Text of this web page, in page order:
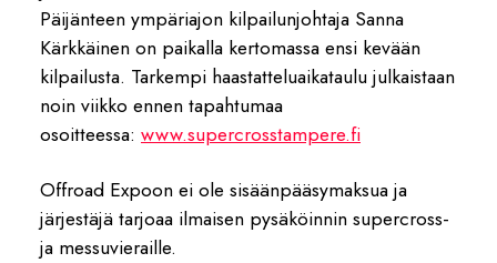
Päijänteen ympäriajon kilpailunjohtaja Sanna
Kärkkäinen on paikalla kertomassa ensi kevään
kilpailusta. Tarkempi haastatteluaikataulu julkaistaan
noin viikko ennen tapahtumaa
osoitteessa: www.supercrosstampere.fi
Offroad Expoon ei ole sisäänpääsymaksua ja
järjestäjä tarjoaa ilmaisen pysäköinnin supercross-
ja messuvieraille.